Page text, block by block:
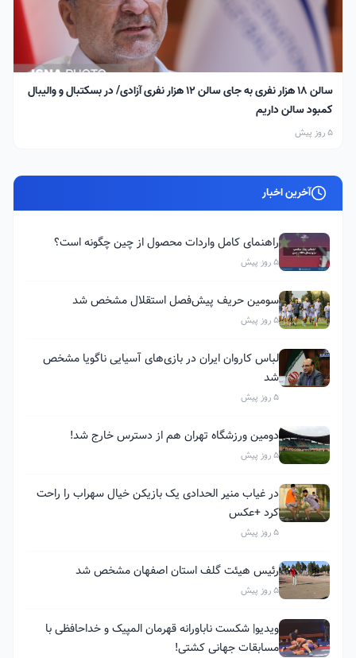
سالن ۱۸ هزار نفری به جای سالن ۱۲ هزار نفری آزادی/ در بسکتبال و والیبال
کمبود سالن داریم
5 روز پیش
آخرین اخبار
راهنمای کامل واردات محصول از چین چگونه است؟
5 روز پیش
سومین حریف پیش‌فصل استقلال مشخص شد
5 روز پیش
لباس کاروان ایران در بازی‌های آسیایی ناگویا مشخص
شد
5 روز پیش
دومین ورزشگاه تهران هم از دسترس خارج شد!
5 روز پیش
در غیاب منیر الحدادی یک بازیکن خیال سهراب را راحت
کرد +عکس
5 روز پیش
رئیس هیئت گلف استان اصفهان مشخص شد
5 روز پیش
ویدیو| شکست ناباورانه قهرمان المپیک و خداحافظی با
مسابقات جهانی کشتی!